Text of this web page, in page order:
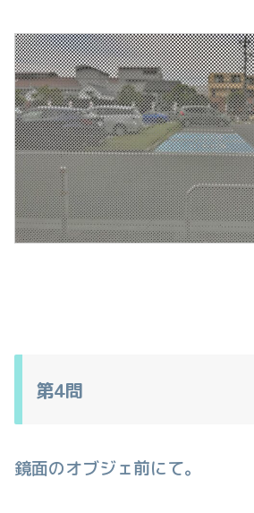
第4問
鏡面のオブジェ前にて。